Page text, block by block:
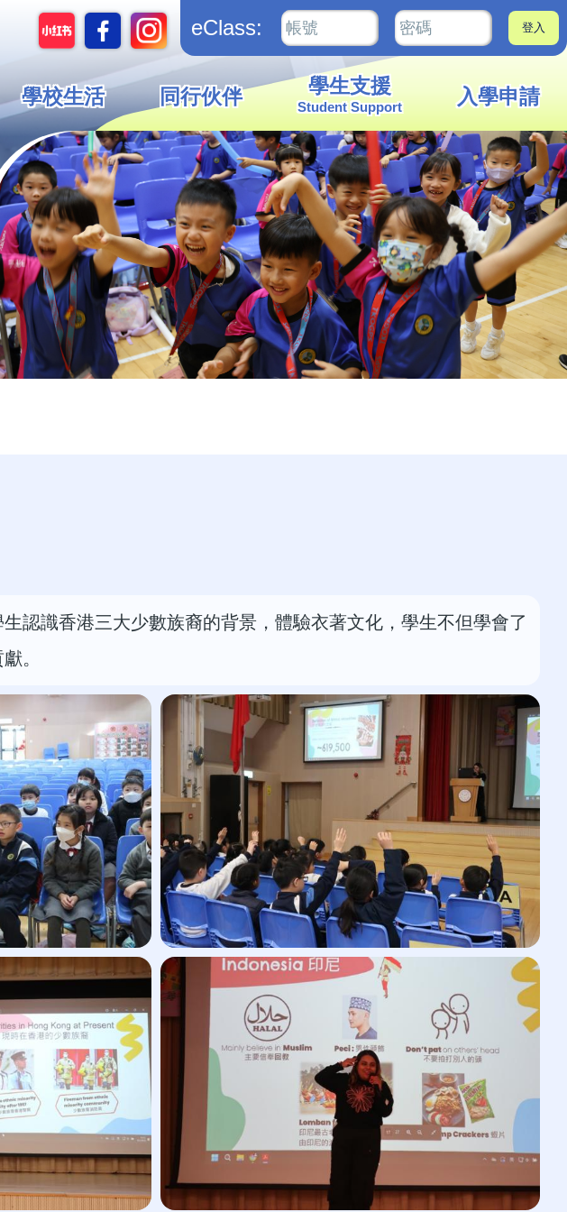
eClass:
學校生活 同行伙伴 學生支援
Student Support 入學申請
認識香港三大少數族裔的背景，體驗衣著文化，學生不但學會了
。